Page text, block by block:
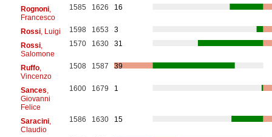
Rognoni,
Francesco
1585 1626 16
Rossi, Luigi 1598 1653
3
Rossi,
Salomone
1570 1630 31
Ruffo,
Vincenzo
1508 1587 39
Sances
Giovanni
Felice
1600 1679 1
Saracini,
Claudio
1586 1630 15